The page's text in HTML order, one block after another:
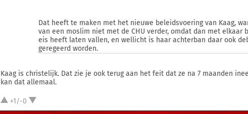
Dat heeft te maken met het nieuwe beleidsvoering van Kaag,
van een moslim niet met de CHU verder, omdat dan met elkaar
eis heeft laten vallen, en wellicht is haar achterban daar ook
geregeerd worden.
Kaag is christelijk. Dat zie je ook terug aan het feit dat ze na 7 maanden
kan dat allemaal.
+1/-0